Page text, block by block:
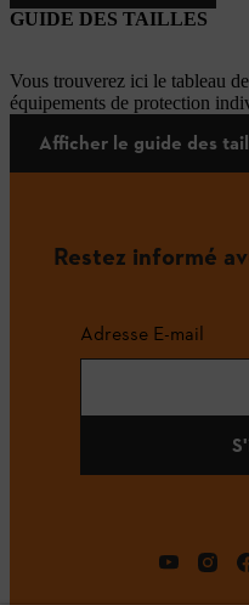
GUIDE DES TAILLES
Vous trouverez ici le tableau
équipements de protection
Afficher le guide des
Restez informé
Adresse E-mail